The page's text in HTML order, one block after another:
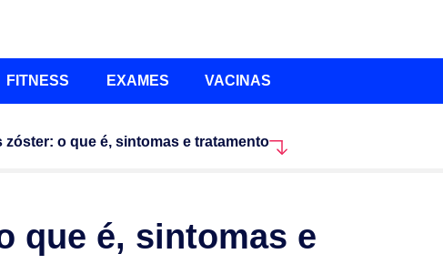
FITNESS EXAMES VACINAS
zóster: o que é, sintomas e tratamento
que é, sintomas e